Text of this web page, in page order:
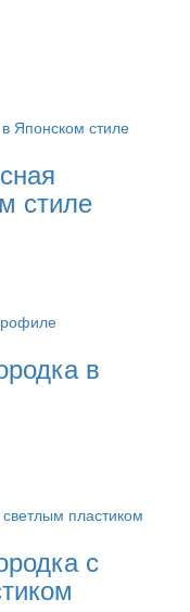
стиле
в
с